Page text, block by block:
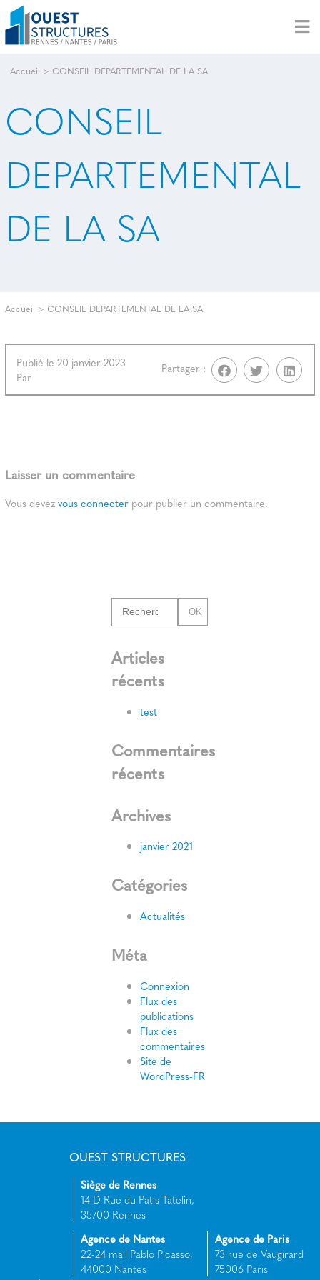
Accueil > CONSEIL DEPARTEMENTAL DE LA SA
CONSEIL
DEPARTEMENTAL
DE LA SA
Accueil > CONSEIL DEPARTEMENTAL DE LA SA
Publié le 20 janvier 2023
Par
Partager :
Laisser un commentaire
Vous devezvous connecter pour publier un commentaire.
OK
Articles
récents
test
Commentaires
récents
Archives
janvier 2021
Catégories
Actualités
Méta
Connexion
Flux des
publications
Flux des
commentaires
Site de
WordPress-FR
OUEST STRUCTURES
Siège de Rennes
14 D Rue du Patis Tatelin,
35700 Rennes
Agence de Nantes
22-24 mail Pablo Picasso,
44000 Nantes
Agence de Paris
73 rue de Vaugirard
75006 Paris